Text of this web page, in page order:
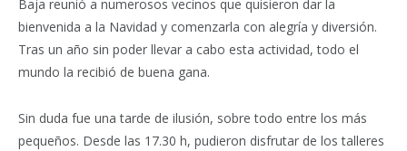
Baja reunió a numerosos vecinos que quisieron dar la
bienvenida a la Navidad y comenzarla con alegría y diversión.
Tras un año sin poder llevar a cabo esta actividad, todo el
mundo la recibió de buena gana.
Sin duda fue una tarde de ilusión, sobre todo entre los más
pequeños. Desde las 17.30 h, pudieron disfrutar de los talleres